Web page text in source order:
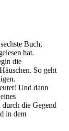
Buch,
hat.
die
So geht
Und dann
die Gegend
in dem